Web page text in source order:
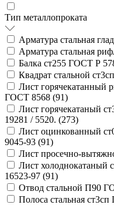
Тип металлопроката
Арматура стальная
Арматура стальная
Балка ст255 ГОСТ Р
Квадрат стальной
Лист
ГОСТ 8568 (91)
Лист горячекатаный
19281 / 5520. (273)
Лист оцинкованный
9045-93 (91)
Лист просечно-
Лист
16523-97 (91)
Отвод стальной П90
Полоса стальная